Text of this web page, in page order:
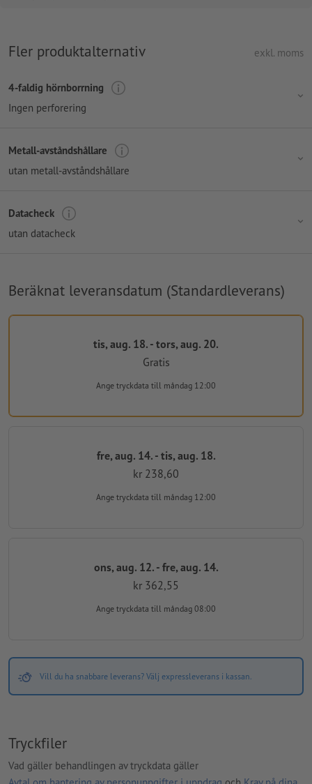
Fler produktalternativ exkl. moms
4-faldig hörnborrning
Ingen perforering
Metall-avståndshållare
utan metall-avståndshållare
Datacheck
utan datacheck
Beräknat leveransdatum (Standardleverans)
tis, aug. 18. - tors, aug. 20.
Gratis
Ange tryckdata till måndag 12:00
fre, aug. 14. - tis, aug. 18.
kr 238,60
Ange tryckdata till måndag 12:00
ons, aug. 12. - fre, aug. 14.
kr 362,55
Ange tryckdata till måndag 08:00
Vill du ha snabbare leverans? Välj expressleverans i kassan.
Tryckfiler
Vad gäller behandlingen av tryckdata gäller